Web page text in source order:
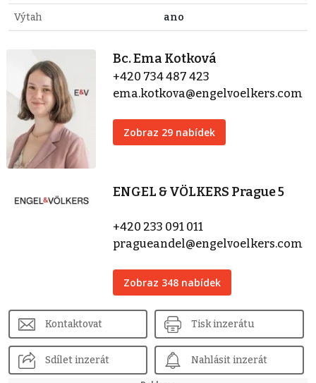
Výtah ano
Bc. Ema Kotková
+420 734 487 423
ema.kotkova@engelvoelkers.com
Zobraz 29 nabídek
ENGEL & VÖLKERS Prague 5
+420 233 091 011
pragueandel@engelvoelkers.com
Zobraz 348 nabídek
Kontaktovat Tisk inzerátu
Sdílet inzerát Nahlásit inzerát